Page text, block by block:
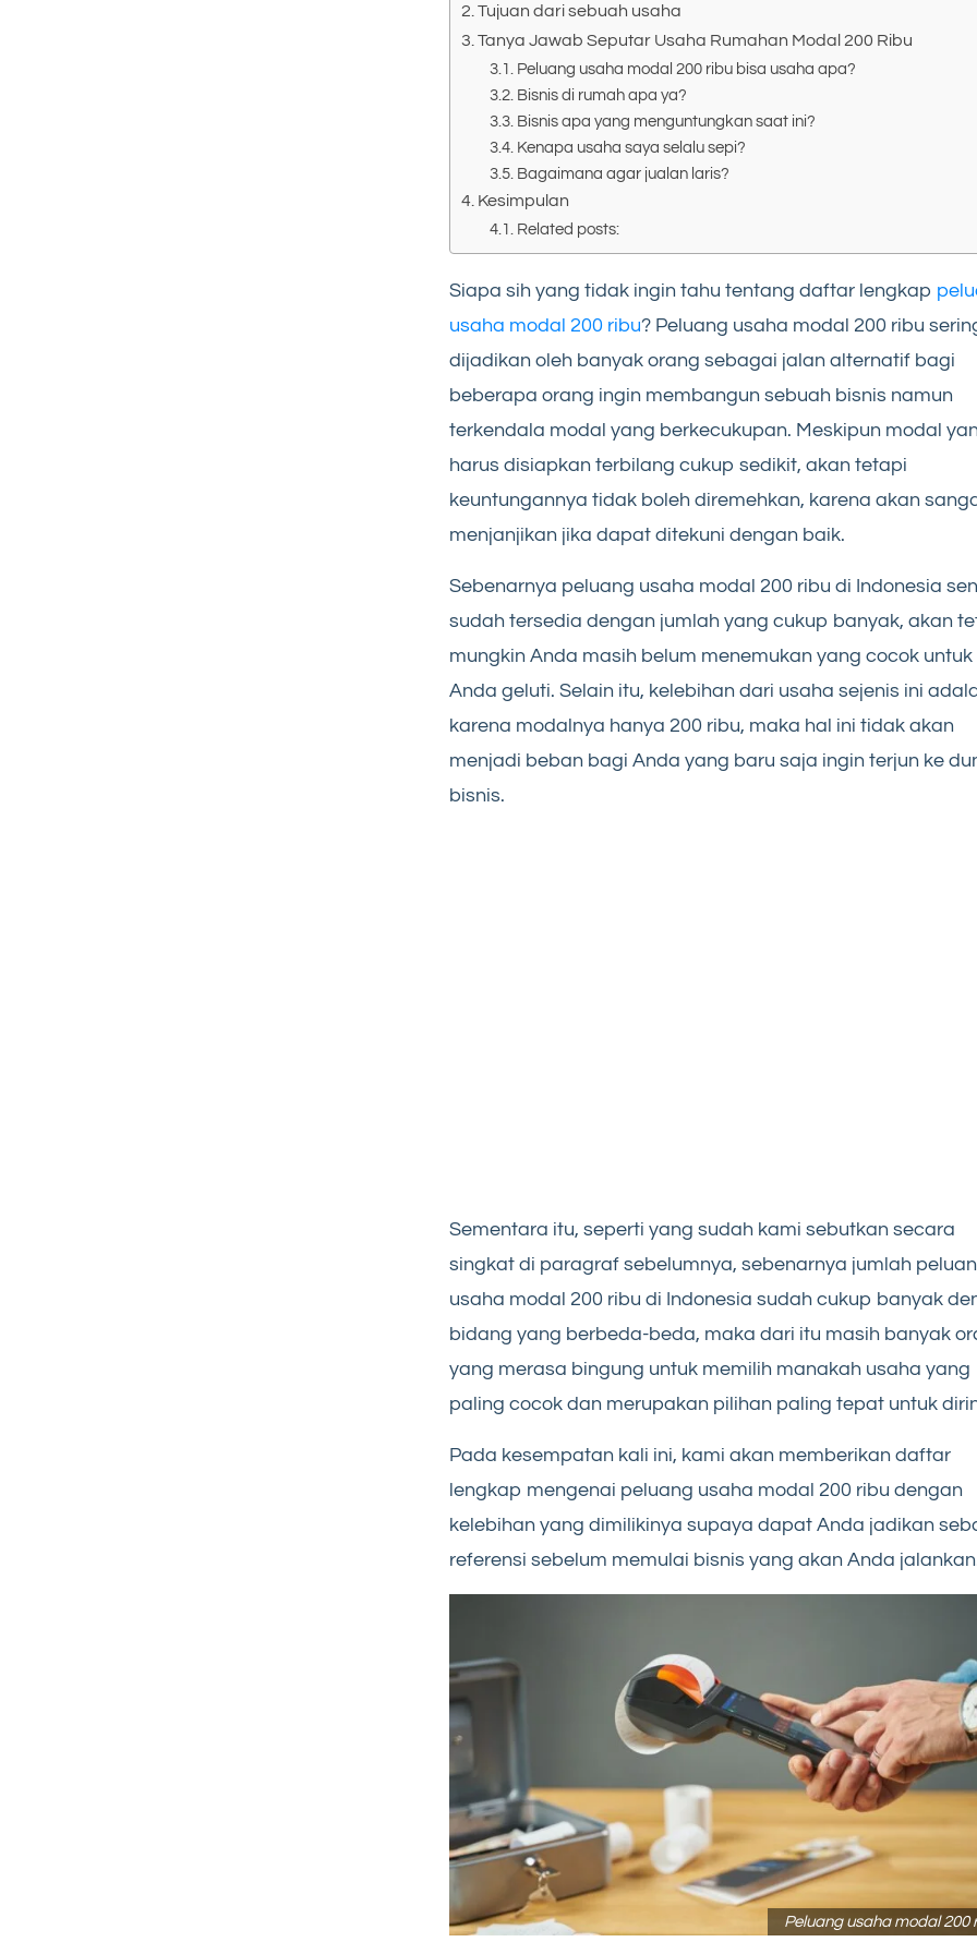
Tujuan dari sebuah usaha
Tanya Jawab Seputar Usaha Rumahan Modal 200 Ribu
Peluang usaha modal 200 ribu bisa usaha apa?
Bisnis di rumah apa ya?
Bisnis apa yang menguntungkan saat ini?
Kenapa usaha saya selalu sepi?
Bagaimana agar jualan laris?
Kesimpulan
Related posts:
Siapa sih yang tidak ingin tahu tentang daftar lengkap
usaha modal 200 ribu? Peluang usaha modal 200 ribu
dijadikan oleh banyak orang sebagai jalan alternatif bagi
beberapa orang ingin membangun sebuah bisnis namun
terkendala modal yang berkecukupan. Meskipun modal
harus disiapkan terbilang cukup sedikit, akan tetapi
keuntungannya tidak boleh diremehkan, karena akan
menjanjikan jika dapat ditekuni dengan baik.
Sebenarnya peluang usaha modal 200 ribu di Indonesia
sudah tersedia dengan jumlah yang cukup banyak, akan
mungkin Anda masih belum menemukan yang cocok untuk
Anda geluti. Selain itu, kelebihan dari usaha sejenis ini
karena modalnya hanya 200 ribu, maka hal ini tidak akan
menjadi beban bagi Anda yang baru saja ingin terjun ke
bisnis.
Sementara itu, seperti yang sudah kami sebutkan secara
singkat di paragraf sebelumnya, sebenarnya jumlah
usaha modal 200 ribu di Indonesia sudah cukup banyak
bidang yang berbeda-beda, maka dari itu masih banyak
yang merasa bingung untuk memilih manakah usaha yang
paling cocok dan merupakan pilihan paling tepat untuk
Pada kesempatan kali ini, kami akan memberikan daftar
lengkap mengenai peluang usaha modal 200 ribu dengan
kelebihan yang dimilikinya supaya dapat Anda jadikan
referensi sebelum memulai bisnis yang akan Anda
Peluang usaha modal 200